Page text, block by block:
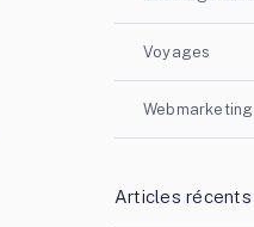
Voyages
Webmarketing
Articles récents